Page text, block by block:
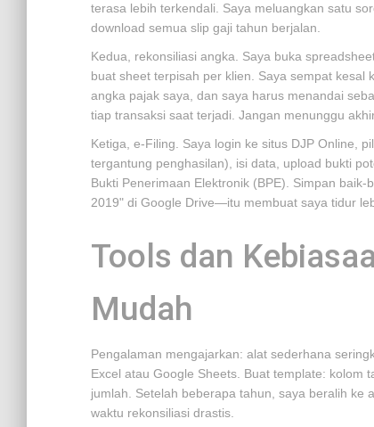
terasa lebih terkendali. Saya meluangkan satu
download semua slip gaji tahun berjalan.
Kedua, rekonsiliasi angka. Saya buka
buat sheet terpisah per klien. Saya sempat
angka pajak saya, dan saya harus menandai
tiap transaksi saat terjadi. Jangan menunggu
Ketiga, e-Filing. Saya login ke situs DJP Online,
tergantung penghasilan), isi data, upload bukti
Bukti Penerimaan Elektronik (BPE). Simpan
2019" di Google Drive—itu membuat saya tidur
Tools dan
Mudah
Pengalaman mengajarkan: alat sederhana
Excel atau Google Sheets. Buat template: kolom
jumlah. Setelah beberapa tahun, saya beralih
waktu rekonsiliasi drastis.